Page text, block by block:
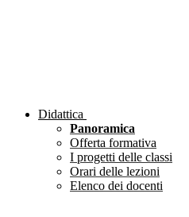
Didattica
Panoramica
Offerta formativa
I progetti delle classi
Orari delle lezioni
Elenco dei docenti